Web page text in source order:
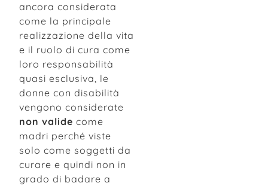
ancora considerata
come la principale
realizzazione della vita
e il ruolo di cura come
loro responsabilità
quasi esclusiva, le
donne con disabilità
vengono considerate
non valide come
madri perché viste
solo come soggetti da
curare e quindi non in
grado di badare a